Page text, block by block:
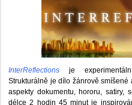
InterReflections je
Strukturálně je dílo žánrově
aspekty dokumentu, hororu, satiry,
délce 2 hodin 45 minut je